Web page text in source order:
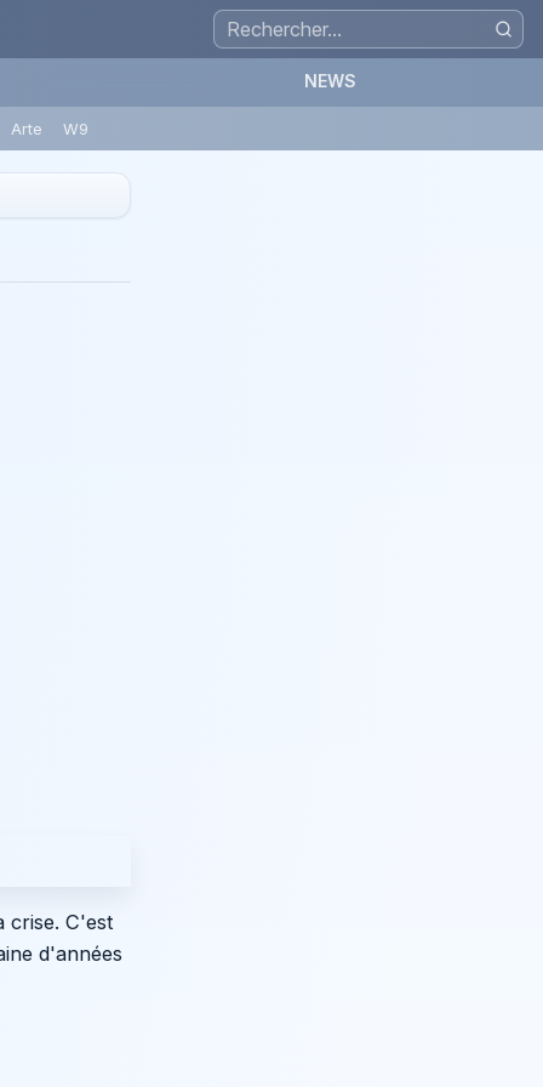
NEWS
Arte W9
crise. C'est
d'années